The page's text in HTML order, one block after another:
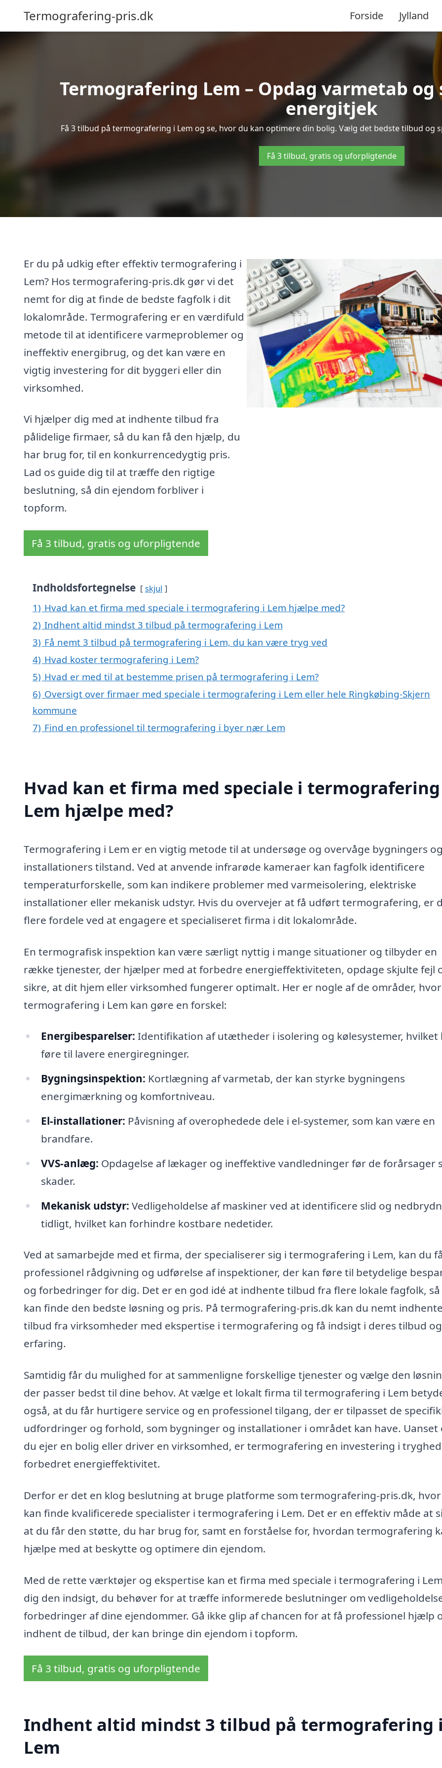
Termografering-pris.dk Forside Jylland
Termografering Lem – Opdag varmetab
energitjek
Få 3 tilbud på termografering i Lem og se, hvor du kan optimere din bolig. Vælg det bedste tilbud og
Få 3 tilbud, gratis og uforpligtende
Er du på udkig efter effektiv termografering i
Lem? Hos termografering-pris.dk gør vi det
nemt for dig at finde de bedste fagfolk i dit
lokalområde. Termografering er en værdifuld
metode til at identificere varmeproblemer og
ineffektiv energibrug, og det kan være en
vigtig investering for dit byggeri eller din
virksomhed.
Vi hjælper dig med at indhente tilbud fra
pålidelige firmaer, så du kan få den hjælp, du
har brug for, til en konkurrencedygtig pris.
Lad os guide dig til at træffe den rigtige
beslutning, så din ejendom forbliver i
topform.
Få 3 tilbud, gratis og uforpligtende
Indholdsfortegnelse skjul
1) Hvad kan et firma med speciale i termografering i Lem hjælpe med?
2) Indhent altid mindst 3 tilbud på termografering i Lem
3) Få nemt 3 tilbud på termografering i Lem, du kan være tryg ved
4) Hvad koster termografering i Lem?
5) Hvad er med til at bestemme prisen på termografering i Lem?
6) Oversigt over firmaer med speciale i termografering i Lem eller hele Ringkøbing-Skjern
kommune
7) Find en professionel til termografering i byer nær Lem
Hvad kan et firma med speciale i
Lem hjælpe med?
Termografering i Lem er en vigtig metode til at undersøge og overvåge bygningers
installationers tilstand. Ved at anvende infrarøde kameraer kan fagfolk identificere
temperaturforskelle, som kan indikere problemer med varmeisolering, elektriske
installationer eller mekanisk udstyr. Hvis du overvejer at få udført termografering, er
flere fordele ved at engagere et specialiseret firma i dit lokalområde.
En termografisk inspektion kan være særligt nyttig i mange situationer og tilbyder en
række tjenester, der hjælper med at forbedre energieffektiviteten, opdage skjulte fejl
sikre, at dit hjem eller virksomhed fungerer optimalt. Her er nogle af de områder, hvor
termografering i Lem kan gøre en forskel:
Energibesparelser: Identifikation af utætheder i isolering og kølesystemer, hvilket
føre til lavere energiregninger.
Bygningsinspektion: Kortlægning af varmetab, der kan styrke bygningens
energimærkning og komfortniveau.
El-installationer: Påvisning af overophedede dele i el-systemer, som kan være en
brandfare.
VVS-anlæg: Opdagelse af lækager og ineffektive vandledninger før de forårsager
skader.
Mekanisk udstyr: Vedligeholdelse af maskiner ved at identificere slid og
tidligt, hvilket kan forhindre kostbare nedetider.
Ved at samarbejde med et firma, der specialiserer sig i termografering i Lem, kan du
professionel rådgivning og udførelse af inspektioner, der kan føre til betydelige
og forbedringer for dig. Det er en god idé at indhente tilbud fra flere lokale fagfolk,
kan finde den bedste løsning og pris. På termografering-pris.dk kan du nemt
tilbud fra virksomheder med ekspertise i termografering og få indsigt i deres tilbud og
erfaring.
Samtidig får du mulighed for at sammenligne forskellige tjenester og vælge den
der passer bedst til dine behov. At vælge et lokalt firma til termografering i Lem
også, at du får hurtigere service og en professionel tilgang, der er tilpasset de
udfordringer og forhold, som bygninger og installationer i området kan have. Uanset
du ejer en bolig eller driver en virksomhed, er termografering en investering i
forbedret energieffektivitet.
Derfor er det en klog beslutning at bruge platforme som termografering-pris.dk,
kan finde kvalificerede specialister i termografering i Lem. Det er en effektiv måde at
at du får den støtte, du har brug for, samt en forståelse for, hvordan termografering
hjælpe med at beskytte og optimere din ejendom.
Med de rette værktøjer og ekspertise kan et firma med speciale i termografering i
dig den indsigt, du behøver for at træffe informerede beslutninger om
forbedringer af dine ejendommer. Gå ikke glip af chancen for at få professionel hjælp
indhent de tilbud, der kan bringe din ejendom i topform.
Få 3 tilbud, gratis og uforpligtende
Indhent altid mindst 3 tilbud på termografering
Lem